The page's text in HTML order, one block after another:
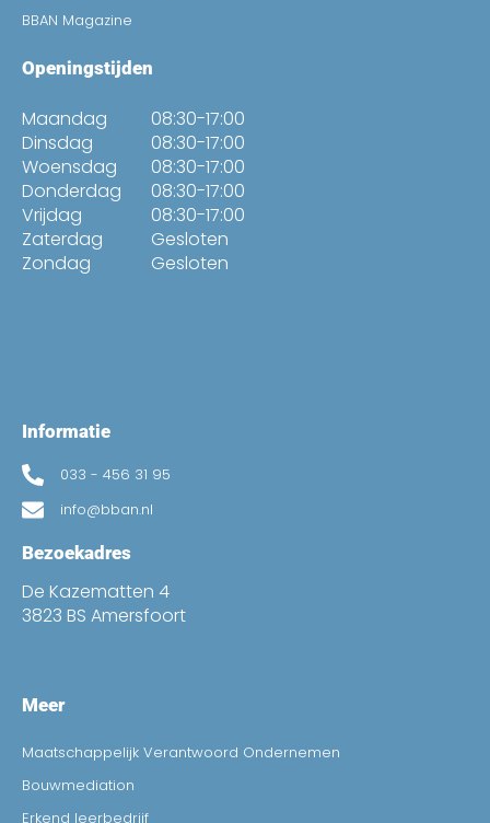
BBAN Magazine
Openingstijden
Maandag
Dinsdag
Woensdag
Donderdag
Vrijdag
Zaterdag
Zondag
08:30-17:00
08:30-17:00
08:30-17:00
08:30-17:00
08:30-17:00
Gesloten
Gesloten
Informatie
033 - 456 31 95
info@bban.nl
Bezoekadres
De Kazematten 4
3823 BS Amersfoort
Meer
Maatschappelijk Verantwoord Ondernemen
Bouwmediation
Erkend leerbedrijf